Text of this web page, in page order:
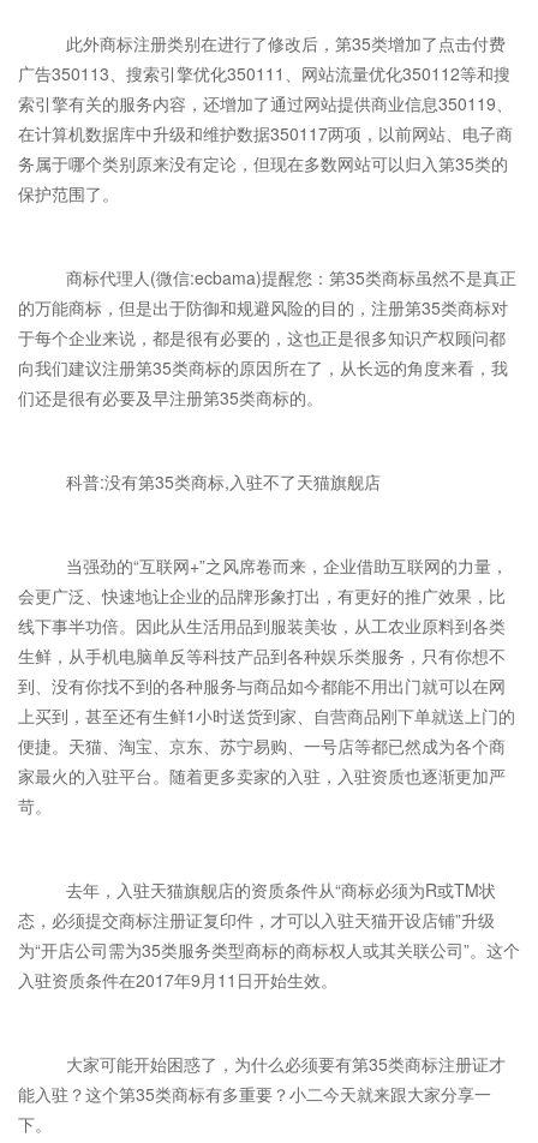
此外商标注册类别在进行了修改后，第35类增加了点击付费
广告350113、搜索引擎优化350111、网站流量优化350112等和搜
索引擎有关的服务内容，还增加了通过网站提供商业信息350119、
在计算机数据库中升级和维护数据350117两项，以前网站、电子商
务属于哪个类别原来没有定论，但现在多数网站可以归入第35类的
保护范围了。
商标代理人(微信:ecbama)提醒您：第35类商标虽然不是真正
的万能商标，但是出于防御和规避风险的目的，注册第35类商标对
于每个企业来说，都是很有必要的，这也正是很多知识产权顾问都
向我们建议注册第35类商标的原因所在了，从长远的角度来看，我
们还是很有必要及早注册第35类商标的。
科普:没有第35类商标,入驻不了天猫旗舰店
当强劲的“互联网+”之风席卷而来，企业借助互联网的力量，
会更广泛、快速地让企业的品牌形象打出，有更好的推广效果，比
线下事半功倍。因此从生活用品到服装美妆，从工农业原料到各类
生鲜，从手机电脑单反等科技产品到各种娱乐类服务，只有你想不
到、没有你找不到的各种服务与商品如今都能不用出门就可以在网
上买到，甚至还有生鲜1小时送货到家、自营商品刚下单就送上门的
便捷。天猫、淘宝、京东、苏宁易购、一号店等都已然成为各个商
家最火的入驻平台。随着更多卖家的入驻，入驻资质也逐渐更加严
苛。
去年，入驻天猫旗舰店的资质条件从“商标必须为R或TM状
态，必须提交商标注册证复印件，才可以入驻天猫开设店铺”升级
为“开店公司需为35类服务类型商标的商标权人或其关联公司”。这个
入驻资质条件在2017年9月11日开始生效。
大家可能开始困惑了，为什么必须要有第35类商标注册证才
能入驻？这个第35类商标有多重要？小二今天就来跟大家分享一
下。